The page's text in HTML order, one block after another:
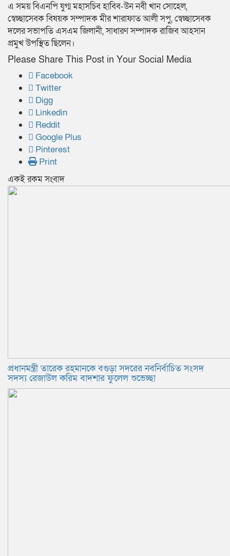
এ সময় বিএনপি যুগ্ম মহাসচিব হাবিব-উন নবী খান সোহেল,
স্বেচ্ছাসেবক বিষয়ক সম্পাদক মীর শারাফাত আলী সপু, স্বেচ্ছাসেবক
দলের সভাপতি এসএম জিলানী, সাধারণ সম্পাদক রাজিব আহসান
প্রমুখ উপস্থিত ছিলেন।
Please Share This Post in Your Social Media
Facebook
Twitter
Digg
Linkedin
Reddit
Google Plus
Pinterest
Print
একই রকম সংবাদ
প্রধানমন্ত্রী তারেক রহমানকে বগুড়া সদরের নবনির্বাচিত সংসদ
সদস্য রেজাউল করিম বাদশার ফুলেল শুভেচ্ছা